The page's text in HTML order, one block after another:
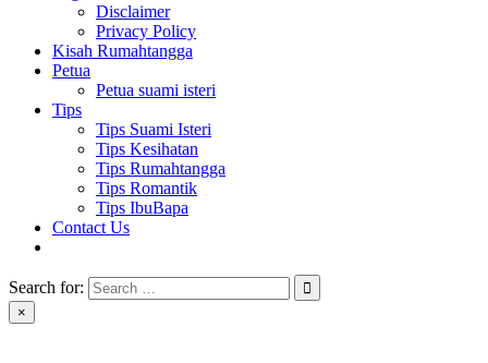
Disclaimer
Privacy Policy
Kisah Rumahtangga
Petua
Petua suami isteri
Tips
Tips Suami Isteri
Tips Kesihatan
Tips Rumahtangga
Tips Romantik
Tips IbuBapa
Contact Us
Search for:
×